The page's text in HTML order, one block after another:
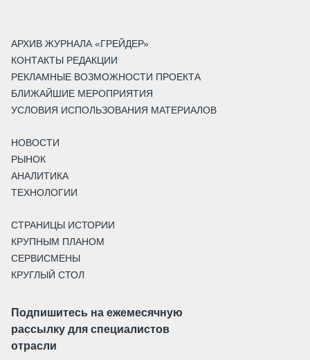
АРХИВ ЖУРНАЛА «ГРЕЙДЕР»
КОНТАКТЫ РЕДАКЦИИ
РЕКЛАМНЫЕ ВОЗМОЖНОСТИ ПРОЕКТА
БЛИЖАЙШИЕ МЕРОПРИЯТИЯ
УСЛОВИЯ ИСПОЛЬЗОВАНИЯ МАТЕРИАЛОВ
НОВОСТИ
РЫНОК
АНАЛИТИКА
ТЕХНОЛОГИИ
СТРАНИЦЫ ИСТОРИИ
КРУПНЫМ ПЛАНОМ
СЕРВИСМЕНЫ
КРУГЛЫЙ СТОЛ
Подпишитесь на ежемесячную
рассылку для специалистов
отрасли